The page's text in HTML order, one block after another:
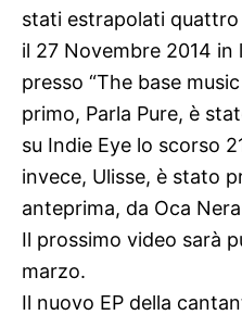
stati estrapolati
il 27 Novembre 2014
presso “The base
primo, Parla Pure, è
su Indie Eye lo scorso
invece, Ulisse, è stato
anteprima, da Oca
Il prossimo video sarà
marzo.
Il nuovo EP della